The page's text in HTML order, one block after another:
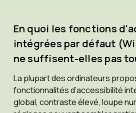
En quoi les fonctions
intégrées par défaut
ne suffisent-elles pas
La plupart des ordinateurs
fonctionnalités d’accessibilité
global, contraste élevé, loupe